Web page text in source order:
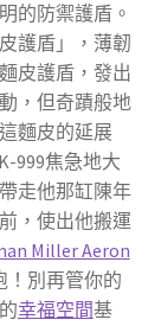
的防禦護盾。
護盾」，薄韌
皮護盾，發出
，但奇蹟般地
麵皮的延展
999焦急地大
走他那缸陳年
，使出他搬運
Miller Aeron
！別再管你的
幸福空間基